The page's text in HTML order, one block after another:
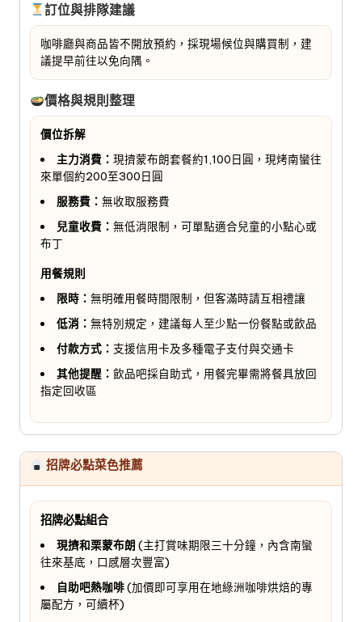
訂位與排隊建議
咖啡廳與商品皆不開放預約，採現場候位與購買制，建
議提早前往以免向隅。
價格與規則整理
價位拆解
主力消費： 現擠蒙布朗套餐約1,100日圓，現烤南蠻往
來單個約200至300日圓
服務費： 無收取服務費
兒童收費： 無低消限制，可單點適合兒童的小點心或
布丁
用餐規則
限時： 無明確用餐時間限制，但客滿時請互相禮讓
低消： 無特別規定，建議每人至少點一份餐點或飲品
付款方式： 支援信用卡及多種電子支付與交通卡
其他提醒： 飲品吧採自助式，用餐完畢需將餐具放回
指定回收區
招牌必點菜色推薦
招牌必點組合
現擠和栗蒙布朗 (主打賞味期限三十分鐘，內含南蠻
往來基底，口感層次豐富)
自助吧熱咖啡(加價即可享用在地綠洲咖啡烘焙的專
屬配方，可續杯)